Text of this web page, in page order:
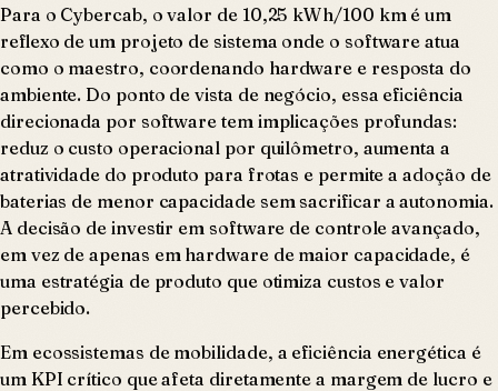
Para o Cybercab, o valor de 10,25 kWh/100 km é um
reflexo de um projeto de sistema onde o software atua
como o maestro, coordenando hardware e resposta do
ambiente. Do ponto de vista de negócio, essa eficiência
direcionada por software tem implicações profundas:
reduz o custo operacional por quilômetro, aumenta a
atratividade do produto para frotas e permite a adoção de
baterias de menor capacidade sem sacrificar a autonomia.
A decisão de investir em software de controle avançado,
em vez de apenas em hardware de maior capacidade, é
uma estratégia de produto que otimiza custos e valor
percebido.
Em ecossistemas de mobilidade, a eficiência energética é
um KPI crítico que afeta diretamente a margem de lucro e